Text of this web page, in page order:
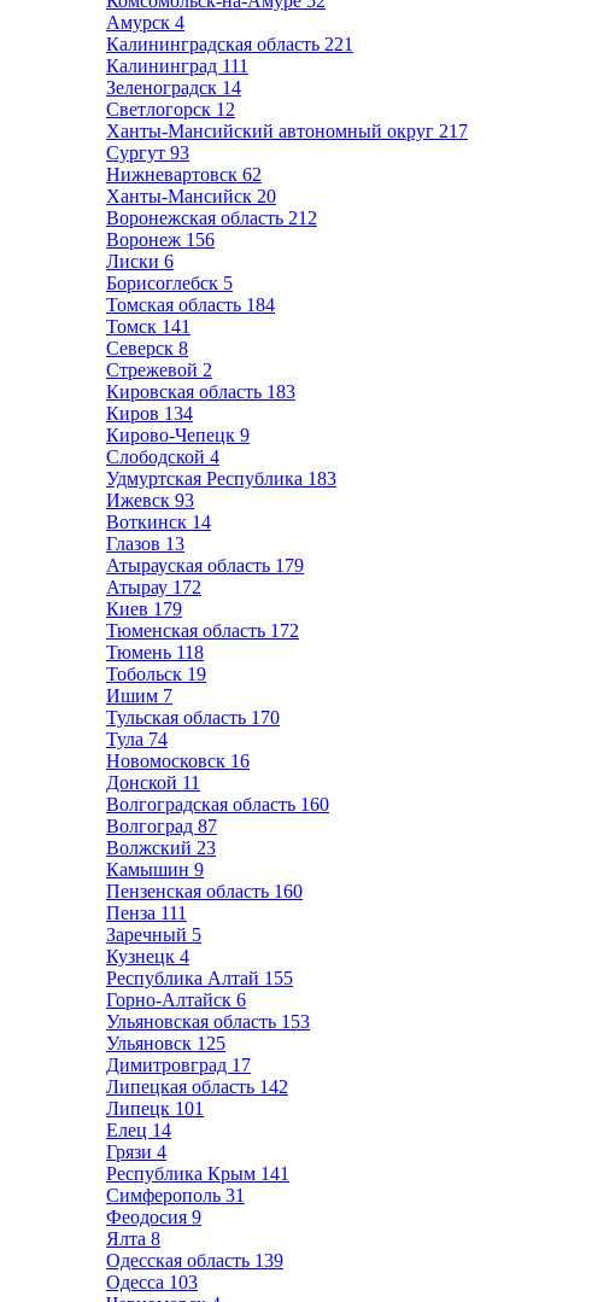
Амурск 4
Калининградская область 221
Калининград 111
Зеленоградск 14
Светлогорск 12
Ханты-Мансийский автономный округ 217
Сургут 93
Нижневартовск 62
Ханты-Мансийск 20
Воронежская область 212
Воронеж 156
Лиски 6
Борисоглебск 5
Томская область 184
Томск 141
Северск 8
Стрежевой 2
Кировская область 183
Киров 134
Кирово-Чепецк 9
Слободской 4
Удмуртская Республика 183
Ижевск 93
Воткинск 14
Глазов 13
Атырауская область 179
Атырау 172
Киев 179
Тюменская область 172
Тюмень 118
Тобольск 19
Ишим 7
Тульская область 170
Тула 74
Новомосковск 16
Донской 11
Волгоградская область 160
Волгоград 87
Волжский 23
Камышин 9
Пензенская область 160
Пенза 111
Заречный 5
Кузнецк 4
Республика Алтай 155
Горно-Алтайск 6
Ульяновская область 153
Ульяновск 125
Димитровград 17
Липецкая область 142
Липецк 101
Елец 14
Грязи 4
Республика Крым 141
Симферополь 31
Феодосия 9
Ялта 8
Одесская область 139
Одесса 103